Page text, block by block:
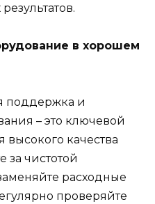
в хорошем
поддержка и
– это ключевой
качества
за чистотой
расходные
проверяйте